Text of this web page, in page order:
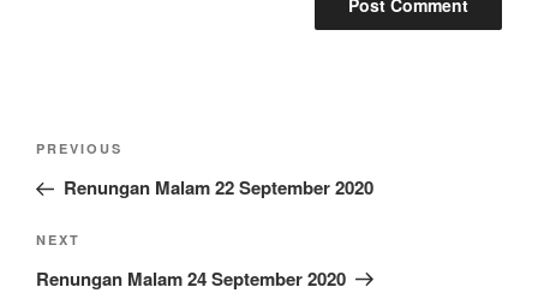
Post
Previous
Post
PREVIOUS
Renungan Malam 22 September 2020
Next
Post
NEXT
Renungan Malam 24 September 2020